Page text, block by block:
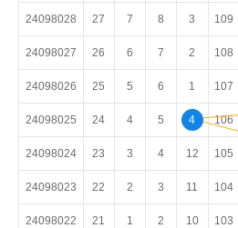
24098028 27 7 8 3 109
24098027 26 6 7 2 108
24098026 25 5 6 1 107
24098025 24 4 5 4 106
24098024 23 3 4 12 105
24098023 22 2 3 11 104
24098022 21 1 2 10 103